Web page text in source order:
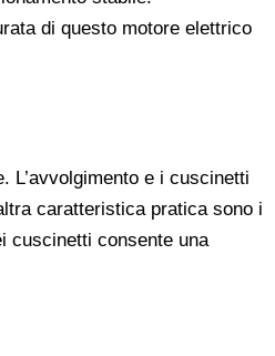
di questo motore elettrico
L’avvolgimento e i cuscinetti
caratteristica pratica sono i
cuscinetti consente una